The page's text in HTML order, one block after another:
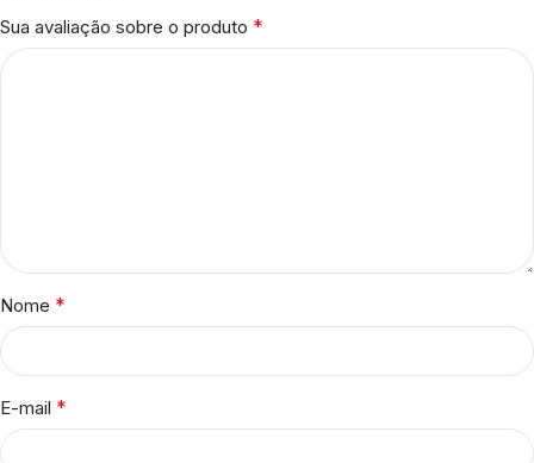
Sua avaliação sobre o produto *
Nome *
E-mail *